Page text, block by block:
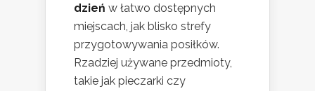
dzień w łatwo dostępnych
miejscach, jak blisko strefy
przygotowywania posiłków.
Rzadziej używane przedmioty,
takie jak pieczarki czy